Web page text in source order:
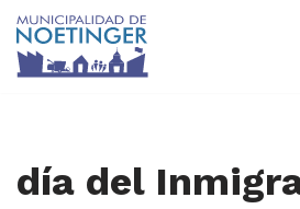
Saltar
día del